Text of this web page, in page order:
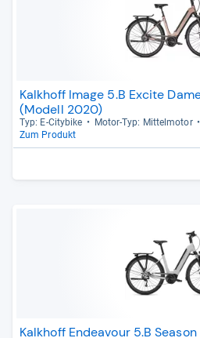
Kalkhoff Image 5.B Excite
(Modell 2020)
Typ: E-​City­bike Motor-​Typ: Mit­tel­mo­tor
Zum Produkt
Kalkhoff Endeavour 5.B